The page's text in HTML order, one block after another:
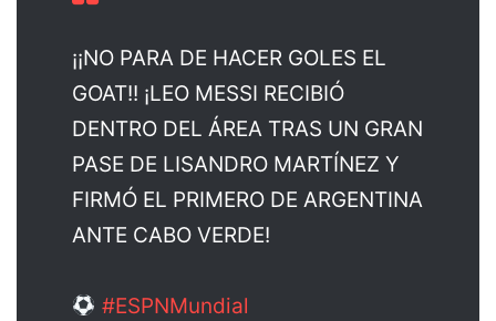
¡¡NO PARA DE HACER GOLES EL
GOAT!! ¡LEO MESSI RECIBIÓ
DENTRO DEL ÁREA TRAS UN GRAN
PASE DE LISANDRO MARTÍNEZ Y
FIRMÓ EL PRIMERO DE ARGENTINA
ANTE CABO VERDE!
#ESPNMundial